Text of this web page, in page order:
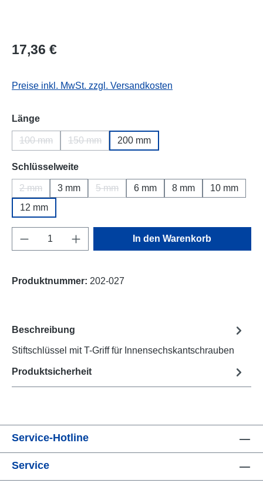
Regulärer Preis:
17,36 €
Preise inkl. MwSt. zzgl. Versandkosten
Längeauswählen
100 mm
(Diese Option ist zurzeit nicht verfügbar.)
150 mm
(Diese Option ist zurzeit nicht verfügbar.)
200 mm
Schlüsselweiteauswählen
2 mm
(Diese Option ist zurzeit nicht verfügbar.)
3 mm 5 mm
(Diese Option ist zurzeit nicht verfügbar.)
6 mm 8 mm
10 mm
12 mm
Produkt Anzahl: Gib den gewünschten
In den Warenkorb
Produktnummer: 202-027
Beschreibung
Stiftschlüssel mit T-Griff für Innensechskantschrauben
Produktsicherheit
Service-Hotline
Service